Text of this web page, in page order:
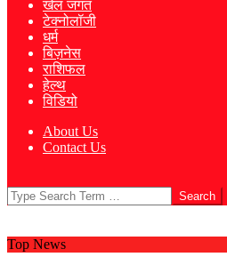
खेल जगत
टेक्नोलॉजी
धर्म
बिज़नेस
राशिफल
हेल्थ
विडियो
About Us
Contact Us
Search
Top News